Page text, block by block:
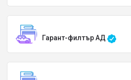
Гарант-филтър АД